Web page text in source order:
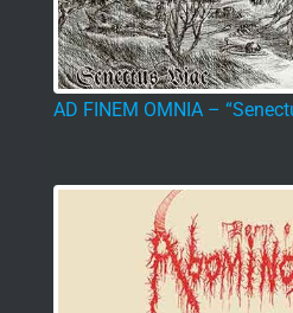
AD FINEM OMNIA –